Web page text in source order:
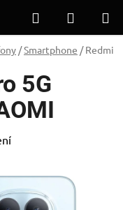
Hledat
KOŠÍK
/Smartphone / Redmi
5G